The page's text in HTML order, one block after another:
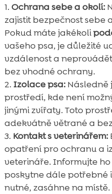
Ochrana sebe a okolí:
zajistit bezpečnost sebe
Pokud máte jakékoli
vašeho psa, je důležité
vzdálenost a
bez vhodné ochrany.
Izolace psa:Následně
prostředí, kde není
jinými zvířaty. Toto
adekvátně větrané a
Kontakt s veterinářem:
opatření pro ochranu a
veterináře. Informujte ho
poskytne dále potřebné
nutné, zasáhne na místě.